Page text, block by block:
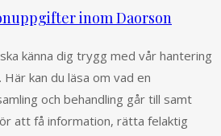
inom Daorson
känna dig trygg med vår hantering
kan du läsa om vad en
och behandling går till samt
att få information, rätta felaktig